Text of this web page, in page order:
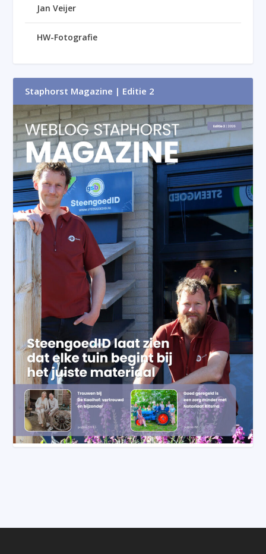
Jan Veijer
HW-Fotografie
Staphorst Magazine | Editie 2